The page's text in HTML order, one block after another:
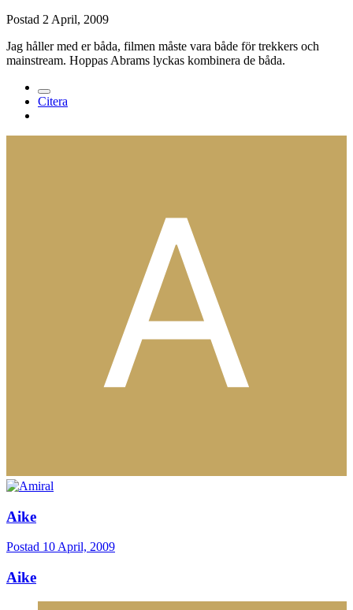
Postad 2 April, 2009
Jag håller med er båda, filmen måste vara både för trekkers och
mainstream. Hoppas Abrams lyckas kombinera de båda.
Citera
Aike
Postad 10 April, 2009
Aike